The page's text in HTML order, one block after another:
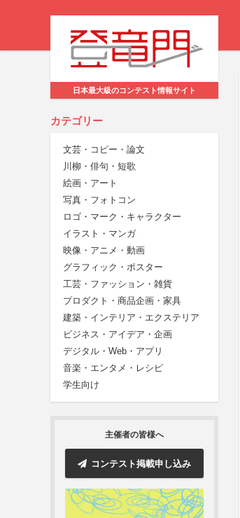
日本最大級のコンテスト情報サイト
カテゴリー
文芸・コピー・論文
川柳・俳句・短歌
絵画・アート
写真・フォトコン
ロゴ・マーク・キャラクター
イラスト・マンガ
映像・アニメ・動画
グラフィック・ポスター
工芸・ファッション・雑貨
プロダクト・商品企画・家具
建築・インテリア・エクステリア
ビジネス・アイデア・企画
デジタル・Web・アプリ
音楽・エンタメ・レシピ
学生向け
主催者の皆様へ
コンテスト掲載申し込み